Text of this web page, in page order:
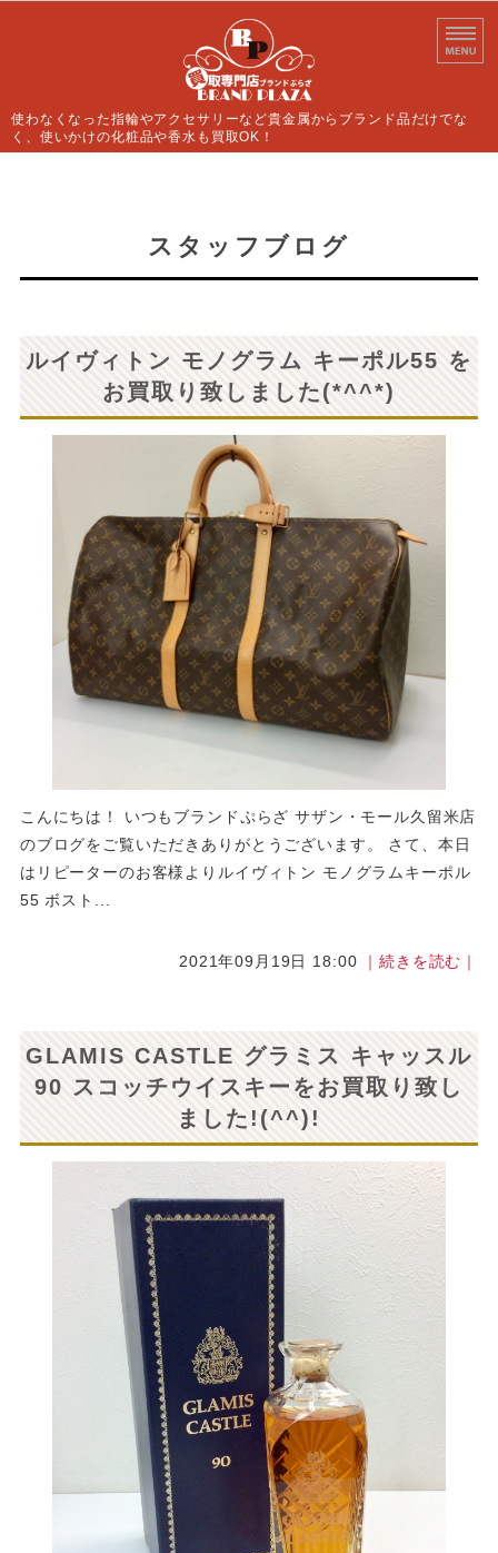
使わなくなった指輪やアクセサリーなど貴金属からブランド品だけでな
く、使いかけの化粧品や香水も買取OK！
よくあるご質問
お問い合わせ
スタッフブログ
ルイヴィトン モノグラム キーポル55 を
お買取り致しました(*^^*)
こんにちは！ いつもブランドぷらざ サザン・モール久留米店
のブログをご覧いただきありがとうございます。 さて、本日
はリピーターのお客様よりルイヴィトン モノグラムキーポル
55 ボスト...
2021年09月19日 18:00 ｜続きを読む｜
GLAMIS CASTLE グラミス キャッスル
90 スコッチウイスキーをお買取り致し
ました!(^^)!